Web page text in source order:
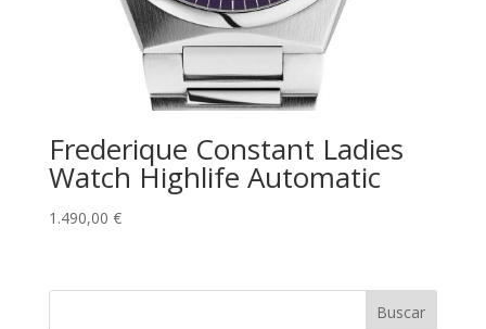
Frederique Constant Ladies
Watch Highlife Automatic
1.490,00 €
Buscar